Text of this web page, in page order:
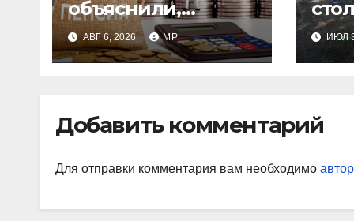
объяснили,
сколько они
получат после
индексации
АВГ 6, 2026 MP ИЮЛ
Добавить комментарий
Для отправки комментария вам необходимо